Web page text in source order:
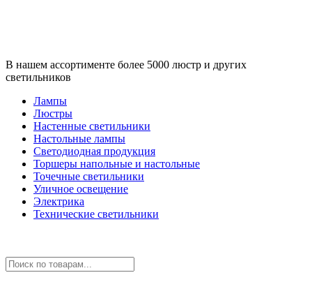
В нашем ассортименте более 5000 люстр и других
светильников
Лампы
Люстры
Настенные светильники
Настольные лампы
Светодиодная продукция
Торшеры напольные и настольные
Точечные светильники
Уличное освещение
Электрика
Технические светильники